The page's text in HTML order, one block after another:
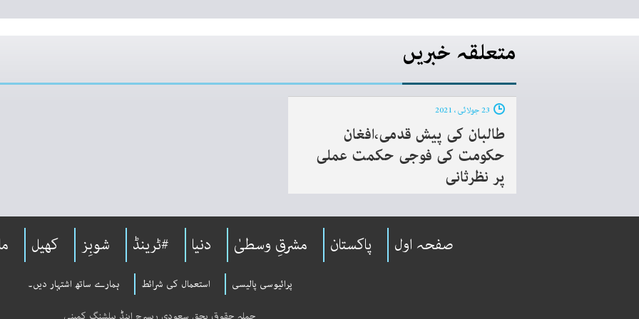
متعلقہ خبریں
طالبان کی پیش قدمی،افغان
حکومت کی فوجی حکمت عملی
پر نظرثانی
صفحہ اول پاکستان مشرقِ وسطیٰ دنیا #ٹرینڈ شوبِز کھیل
پرائیوسی پالیسی استعمال کی شرائط ہمارے ساتھ اشتہار دیں۔
جملہ حقوق بحق سعودی ریسرچ اینڈ پبلشنگ کمپنی